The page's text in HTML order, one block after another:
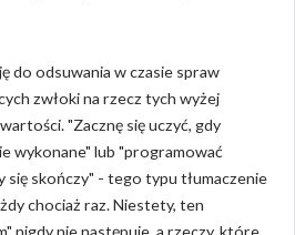
do odsuwania w czasie spraw
zwłoki na rzecz tych wyżej
"Zacznę się uczyć, gdy
wykonane" lub "programować
się skończy" - tego typu tłumaczenie
chociaż raz. Niestety, ten
nigdy nie następuje, a rzeczy, które